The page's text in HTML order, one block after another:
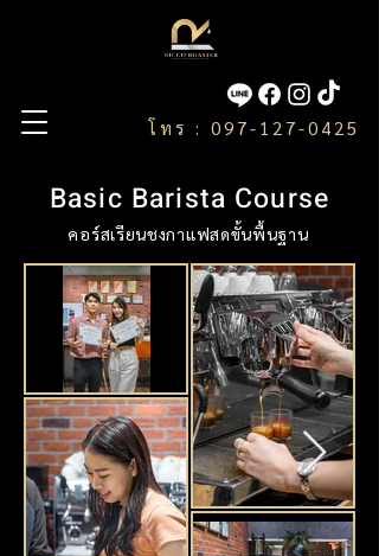
โทร : 097-127-0425
Basic Barista Course
คอร์สเรียนชงกาแฟสดขั้นพื้นฐาน